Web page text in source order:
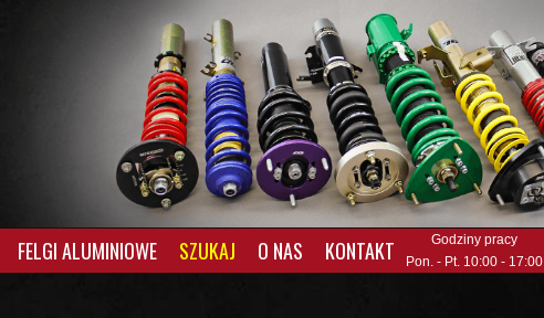
FELGI ALUMINIOWE SZUKAJ O NAS KONTAKT
Godziny pracy
Pon. - Pt. 10:00 - 17:00